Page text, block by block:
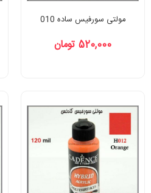
مولتی سورفیس ساده 010
520,000 تومان